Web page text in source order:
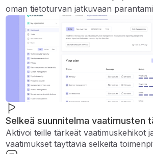
oman tietoturvan jatkuvaan
Selkeä suunnitelma vaatimusten
Aktivoi teille tärkeät vaatimuskehikot
vaatimukset täyttäviä selkeitä